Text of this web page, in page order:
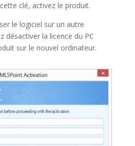
clé, activez le produit.
le logiciel sur un autre
désactiver la licence du PC
sur le nouvel ordinateur.